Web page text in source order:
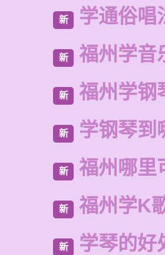
新 学通俗唱
新 福州学音
新 福州学钢
新 学钢琴到
新 福州哪里
新 福州学K
新 学琴的好